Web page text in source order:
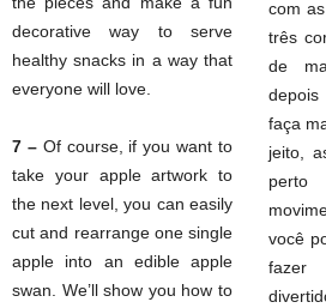
decorative way to serve
healthy snacks in a way that
everyone will love.
7 – Of course, if you want to
take your apple artwork to
the next level, you can easily
cut and rearrange one single
apple into an edible apple
swan. We’ll show you how to
com
três
de
faça
jeito,
você
fazer